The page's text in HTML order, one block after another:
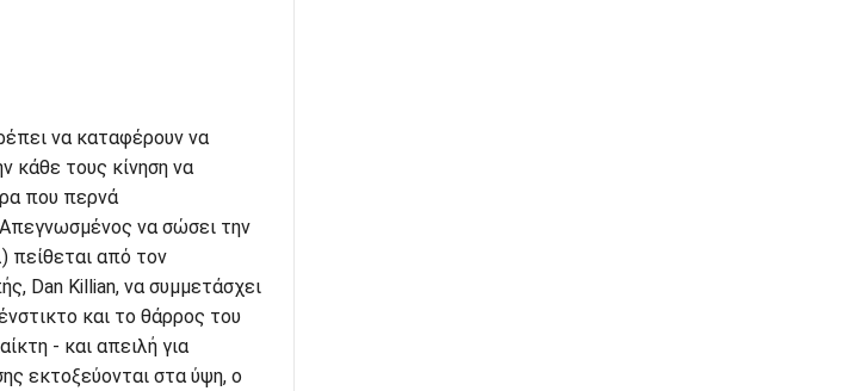
να καταφέρουν να
κάθε τους κίνηση να
που περνά
να σώσει την
πείθεται από τον
Dan Killian, να συμμετάσχει
και το θάρρος του
- και απειλή για
εκτοξεύονται στα ύψη, ο